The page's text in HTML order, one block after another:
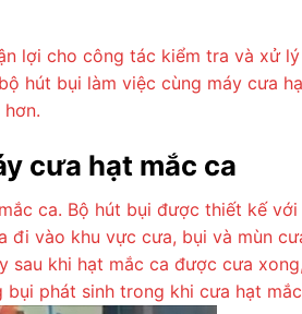
lợi cho công tác kiểm tra và xử
hút bụi làm việc cùng máy cưa
cưa hạt mắc ca
ca. Bộ hút bụi được thiết kế
đi vào khu vực cưa, bụi và mùn
khi hạt mắc ca được cưa
phát sinh trong khi cưa hạt